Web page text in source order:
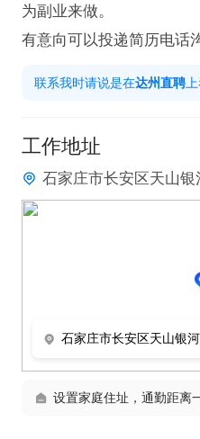
为副业来做。
有意向可以投递简历电话
联系我时请说是在达州直聘
工作地址
石家庄市长安区天山银
石家庄市长安区天山银
设置家庭住址，通勤距离